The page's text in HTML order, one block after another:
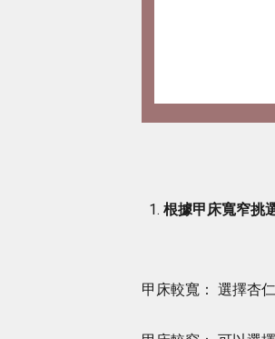
根據甲床寬窄挑
甲床較寬： 選擇杏